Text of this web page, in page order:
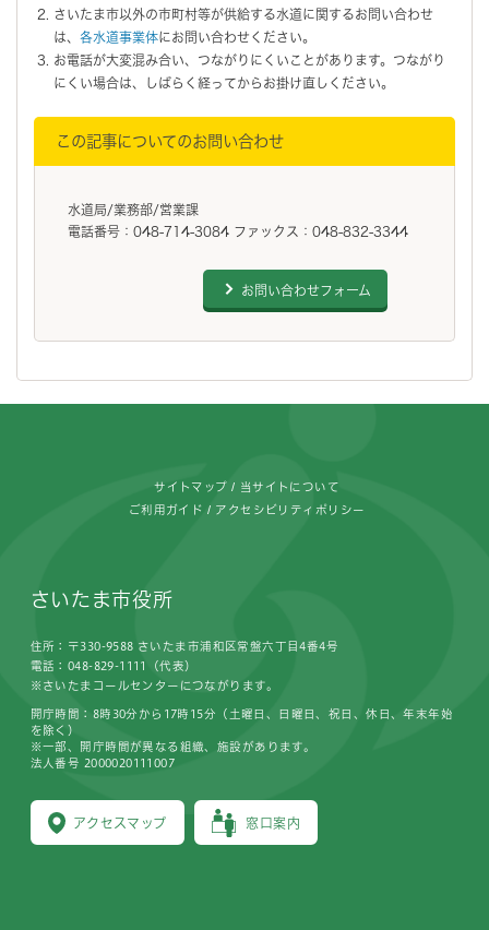
さいたま市以外の市町村等が供給する水道に関するお問い合わせ
は、 各水道事業体にお問い合わせください。
お電話が大変混み合い、つながりにくいことがあります。つながり
にくい場合は、しばらく経ってからお掛け直しください。
この記事についてのお問い合わせ
水道局/業務部/営業課
電話番号：048-714-3084 ファックス：048-832-3344
お問い合わせフォーム
サイトマップ 当サイトについて
ご利用ガイド アクセシビリティポリシー
さいたま市役所
住所：〒330-9588 さいたま市浦和区常盤六丁目4番4号
電話：048-829-1111（代表）
※さいたまコールセンターにつながります。
アクセスマップ 窓口案内
開庁時間：8時30分から17時15分（土曜日、日曜日、祝日、休日、年末年始
を除く）
※一部、開庁時間が異なる組織、施設があります。
法人番号 2000020111007